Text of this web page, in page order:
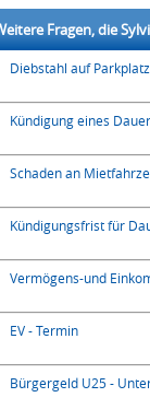
Fragen, die
Diebstahl auf Parkplatz
Kündigung eines
Schaden an
Kündigungsfrist für
Vermögens-und
EV - Termin
Bürgergeld U25 -